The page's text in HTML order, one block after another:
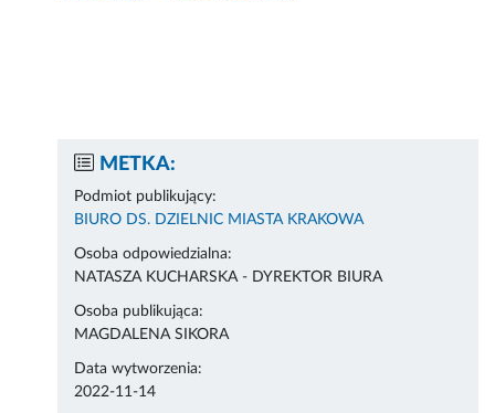
METKA:
Podmiot publikujący:
BIURO DS. DZIELNIC MIASTA KRAKOWA
Osoba odpowiedzialna:
NATASZA KUCHARSKA - DYREKTOR BIURA
Osoba publikująca:
MAGDALENA SIKORA
Data wytworzenia:
2022-11-14